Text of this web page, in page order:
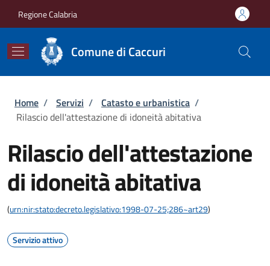
Regione Calabria
Comune di Caccuri
Briciole di pane
Home / Servizi / Catasto e urbanistica /
Rilascio dell'attestazione di idoneità abitativa
Rilascio dell'attestazione
di idoneità abitativa
(urn:nir:stato:decreto.legislativo:1998-07-25;286~art29)
Servizio attivo